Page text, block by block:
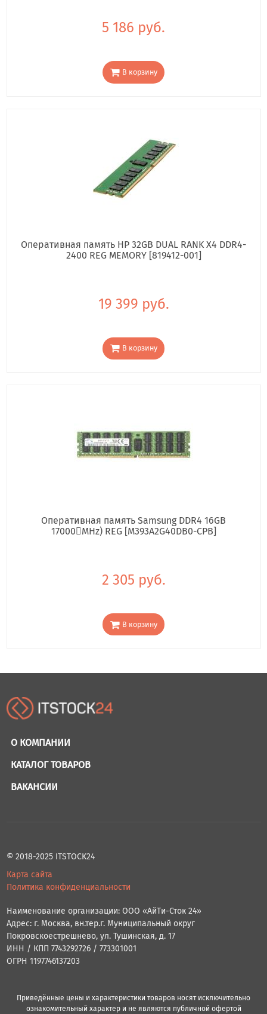
5 186 руб.
В корзину
Оперативная память HP 32GB DUAL RANK X4 DDR4-
2400 REG MEMORY [819412-001]
19 399 руб.
В корзину
Оперативная память Samsung DDR4 16GB
17000񢋕MHz) REG [M393A2G40DB0-CPB]
2 305 руб.
В корзину
О КОМПАНИИ
КАТАЛОГ ТОВАРОВ
ВАКАНСИИ
© 2018-2025 ITSTOCK24
Карта сайта
Политика конфиденциальности
Наименование организации: ООО «АйТи-Сток 24»
Адрес: г. Москва, вн.тер.г. Муниципальный округ
Покровскоестрешнево, ул. Тушинская, д. 17
ИНН / КПП 7743292726 / 773301001
ОГРН 1197746137203
Приведённые цены и характеристики товаров носят исключительно
ознакомительный характер и не являются публичной офертой